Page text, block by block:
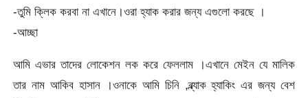
-তুমি ক্লিক করবা না এখানে।ওরা হ্যাক করার জন্য এগুলো করছে ।
-আচ্ছা
আমি এভার তাদের লোকেশন লক করে ফেললাম ।এখানে মেইন যে মালিক
তার নাম আকিব হাসান ।ওনাকে আমি চিনি ,ব্ল্যাক হ্যাকিং এর জন্য বেশ